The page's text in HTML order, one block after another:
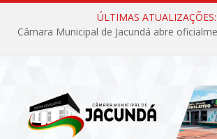
ÚLTIMAS ATUALIZAÇÕES: